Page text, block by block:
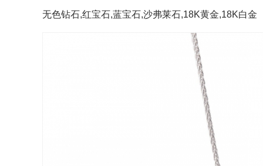
无色钻石,红宝石,蓝宝石,沙弗莱石,18K黄金,18K白金